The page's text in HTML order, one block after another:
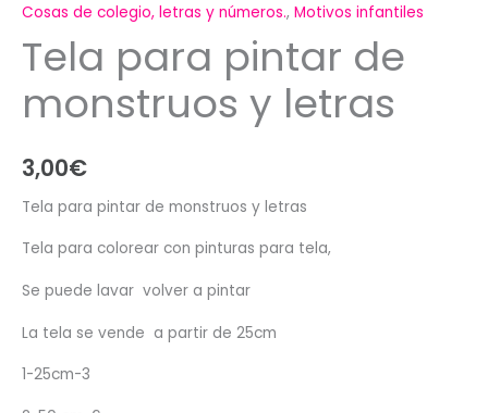
Cosas de colegio, letras y números., Motivos infantiles
Tela para pintar de
monstruos y letras
3,00€
Tela para pintar de monstruos y letras
Tela para colorear con pinturas para tela,
Se puede lavar volver a pintar
La tela se vende a partir de 25cm
1-25cm-3